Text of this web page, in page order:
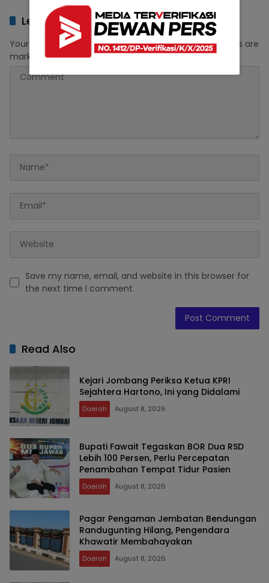
Leave a Reply
Your email address will not be published. Required fields are
marked *
Save my name, email, and website in this browser for
the next time I comment.
Read Also
Kejari Jombang Periksa Ketua KPRI
Sejahtera Hartono, Ini yang Didalami
Daerah August 8, 2026
Bupati Fawait Tegaskan BOR Dua RSD
Lebih 100 Persen, Perlu Percepatan
Penambahan Tempat Tidur Pasien
Daerah August 8, 2026
Pagar Pengaman Jembatan Bendungan
Randugunting Hilang, Pengendara
Khawatir Membahayakan
Daerah August 8, 2026